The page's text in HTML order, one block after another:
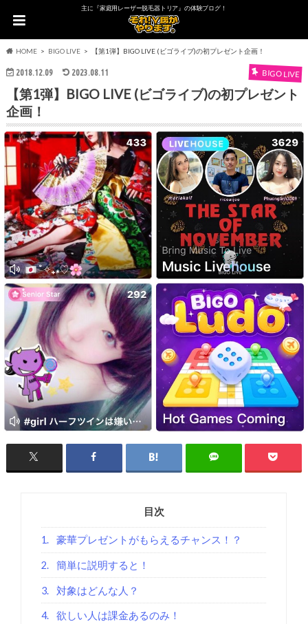
主に『家庭用レーザー脱毛器トリア』の体験ブログ！
HOME BIGO LIVE 【第1弾】BIGO LIVE (ビゴライブ)の初プレゼント企画！
2018.12.09 2023.08.11 BIGO LIVE
【第1弾】BIGO LIVE (ビゴライブ)の初プレゼント
企画！
目次
1. 豪華プレゼントがもらえるチャンス！？
2. 簡単に説明すると！
3. 対象はどんな人？
4. 欲しい人は課金あるのみ！